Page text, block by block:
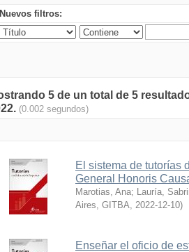
Nuevos filtros:
5 de un total de 5
(0.002 segundos)
El sistema de tutorías
General Honoris
Marotias, Ana; Lauría,
Aires, GITBA, 2022-12-10)
Enseñar el oficio de